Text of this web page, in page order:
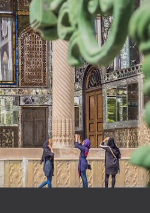
de voyages en Iran (2)
en Iran ?
Persépolis Yazd
Téhéran
Kashan